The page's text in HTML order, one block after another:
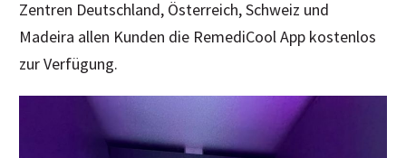
Zentren Deutschland, Österreich, Schweiz und
Madeira allen Kunden die RemediCool App kostenlos
zur Verfügung.